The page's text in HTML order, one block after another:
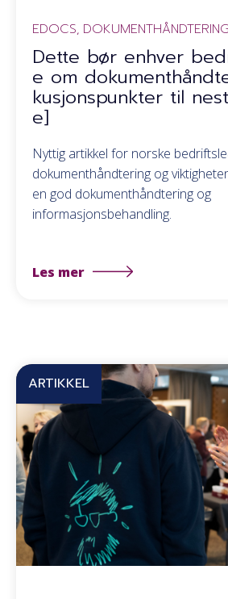
EDOCS, DOKUMENTHÅNDTERING
Dette bør enhver
e om
kusjonspunkter til
e]
Nyttig artikkel for norske
dokumenthåndtering og
en god dokumenthåndtering og
informasjonsbehandling.
Les mer
ARTIKKEL